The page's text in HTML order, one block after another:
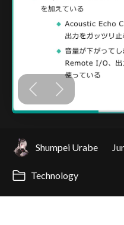
Shumpei Urabe
Technology